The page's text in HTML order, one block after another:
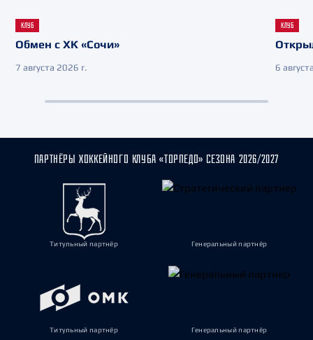
КЛУБ
Обмен с ХК «Сочи»
7 августа 2026 г.
КЛУБ
6
ПАРТНЁРЫ ХОККЕЙНОГО КЛУБА «ТОРПЕДО» СЕЗОНА 2026/2027
Титульный партнёр Генеральный партнёр
Титульный партнёр Генеральный партнёр